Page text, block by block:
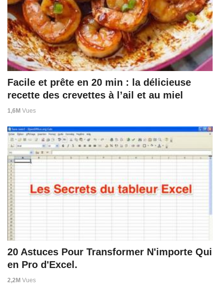
Facile et prête en 20 min : la délicieuse
recette des crevettes à l’ail et au miel
1,6M Vues
20 Astuces Pour Transformer N'importe Qui
en Pro d'Excel.
2,2M Vues